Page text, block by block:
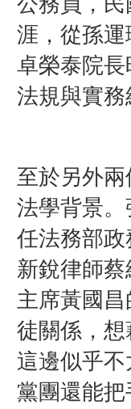
涯，從孫運
卓榮泰院
法規與實務
至於另外
法學背景。
任法務部
新銳律師
主席黃國昌
徒關係，
這邊似乎
黨團還能